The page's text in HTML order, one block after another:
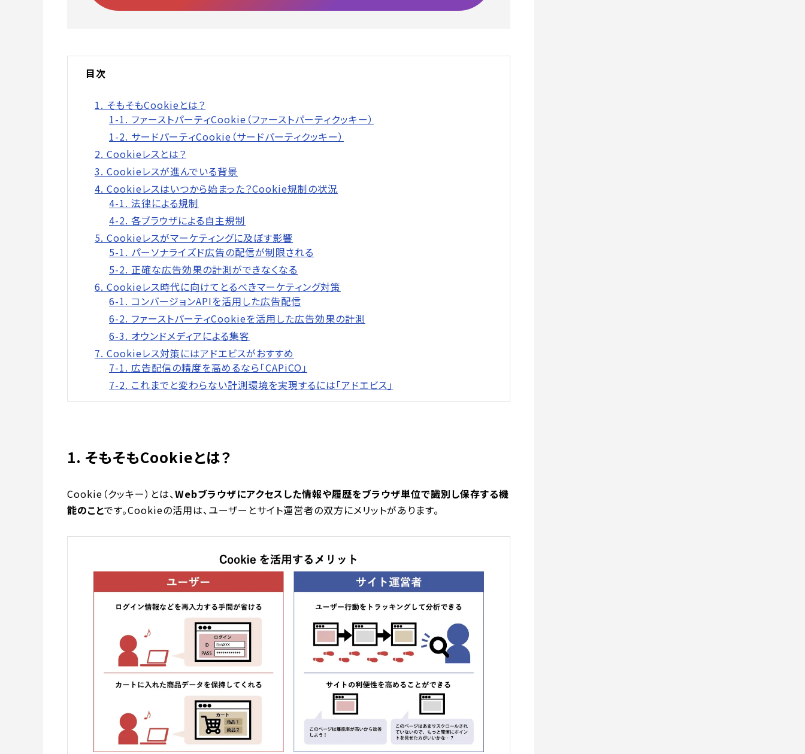
目次
1. そもそもCookieとは？
1-1. ファーストパーティCookie（ファーストパーティクッキー）
1-2. サードパーティCookie（サードパーティクッキー）
2. Cookieレスとは？
3. Cookieレスが進んでいる背景
4. Cookieレスはいつから始まった？Cookie規制の状況
4-1. 法律による規制
4-2. 各ブラウザによる自主規制
5. Cookieレスがマーケティングに及ぼす影響
5-1. パーソナライズド広告の配信が制限される
5-2. 正確な広告効果の計測ができなくなる
6. Cookieレス時代に向けてとるべきマーケティング対策
6-1. コンバージョンAPIを活用した広告配信
6-2. ファーストパーティCookieを活用した広告効果の計測
6-3. オウンドメディアによる集客
7. Cookieレス対策にはアドエビスがおすすめ
7-1. 広告配信の精度を高めるなら「CAPiCO」
7-2. これまでと変わらない計測環境を実現するには「アドエビス」
1. そもそもCookieとは？
Cookie（クッキー）とは、Webブラウザにアクセスした情報や履歴をブラウザ単位で識別し保存する機
能のことです。Cookieの活用は、ユーザーとサイト運営者の双方にメリットがあります。